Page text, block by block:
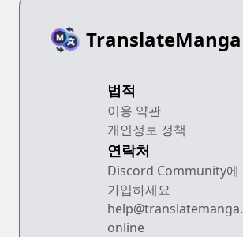
TranslateManga
법적
이용 약관
개인정보 정책
연락처
Discord Community에
가입하세요
help@translatemanga.
online